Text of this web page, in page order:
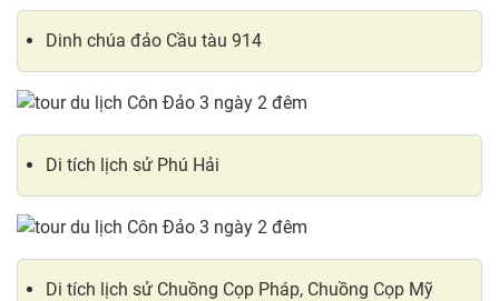
Dinh chúa đảo Cầu tàu 914
Di tích lịch sử Phú Hải
Di tích lịch sử Chuồng Cọp Pháp, Chuồng Cọp Mỹ